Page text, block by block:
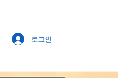
로그인